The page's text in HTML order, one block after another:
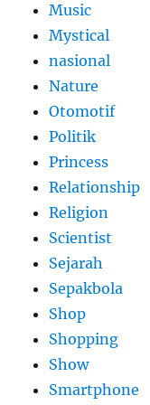
Music
Mystical
nasional
Nature
Otomotif
Politik
Princess
Relationship
Religion
Scientist
Sejarah
Sepakbola
Shop
Shopping
Show
Smartphone